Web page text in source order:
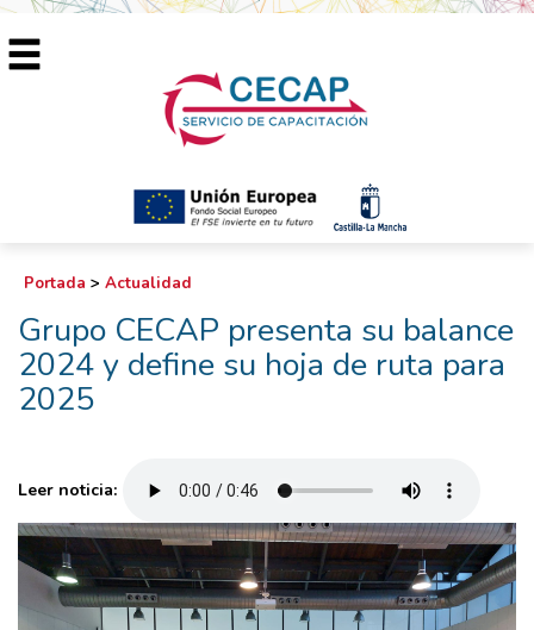
Portada > Actualidad
Grupo CECAP presenta su balance
2024 y define su hoja de ruta para
2025
Leer noticia: